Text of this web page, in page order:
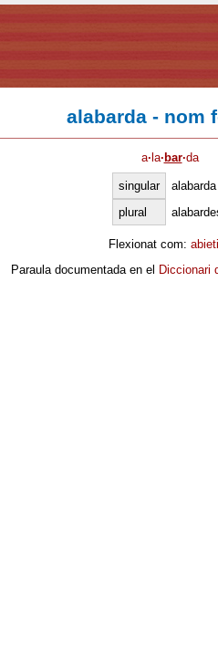
alabarda - nom
a· la· bar·da
singular
alabarda
plural
Flexionat com:
Paraula documentada en el Diccionari